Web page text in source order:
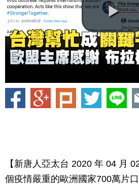
【新唐人亞太台 2020 年 04 月
個疫情嚴重的歐洲國家700萬片